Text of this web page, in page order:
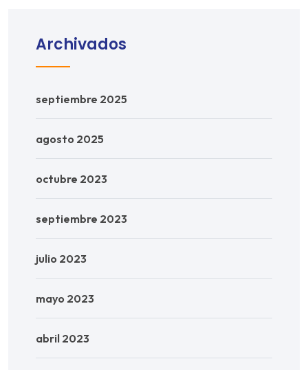
Archivados
septiembre 2025
agosto 2025
octubre 2023
septiembre 2023
julio 2023
mayo 2023
abril 2023